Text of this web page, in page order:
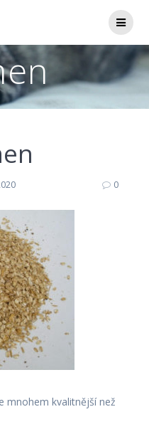
0
mnohem kvalitnější než